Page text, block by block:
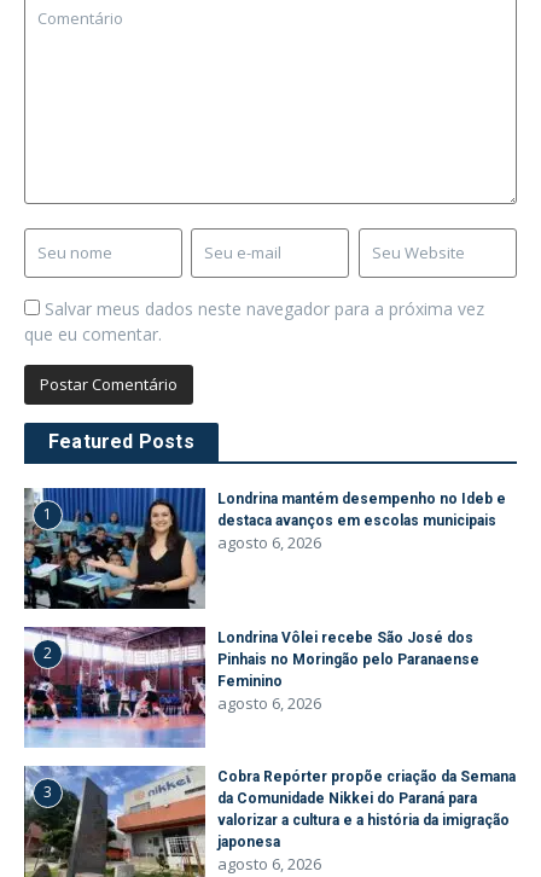
Salvar meus dados neste navegador para a próxima vez
que eu comentar.
Featured Posts
1
Londrina mantém desempenho no Ideb e
destaca avanços em escolas municipais
agosto 6, 2026
2
Londrina Vôlei recebe São José dos
Pinhais no Moringão pelo Paranaense
Feminino
agosto 6, 2026
3
Cobra Repórter propõe criação da Semana
da Comunidade Nikkei do Paraná para
valorizar a cultura e a história da imigração
japonesa
agosto 6, 2026